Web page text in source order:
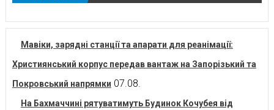
Мавіки, зарядні станції та апарати для реанімації:
Християнський корпус передав вантаж на Запорізький та
Покровський напрямки 07.08.
На Бахмаччині рятуватимуть Будинок Кочубея від